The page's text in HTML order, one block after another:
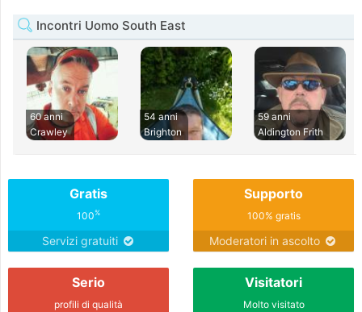
Incontri Uomo South East
60 anni
Crawley
54 anni
Brighton
59 anni
Aldington Frith
Gratis
100%
Servizi gratuiti
Supporto
100% gratis
Moderatori in ascolto
Serio
profili di qualità
Visitatori
Molto visitato